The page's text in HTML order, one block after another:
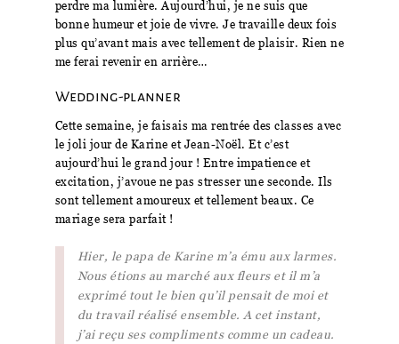
perdre ma lumière. Aujourd’hui, je ne suis que
bonne humeur et joie de vivre. Je travaille deux fois
plus qu’avant mais avec tellement de plaisir. Rien ne
me ferai revenir en arrière…
Wedding-planner
Cette semaine, je faisais ma rentrée des classes avec
le joli jour de Karine et Jean-Noël. Et c’est
aujourd’hui le grand jour ! Entre impatience et
excitation, j’avoue ne pas stresser une seconde. Ils
sont tellement amoureux et tellement beaux. Ce
mariage sera parfait !
Hier, le papa de Karine m’a ému aux larmes.
Nous étions au marché aux fleurs et il m’a
exprimé tout le bien qu’il pensait de moi et
du travail réalisé ensemble. A cet instant,
j’ai reçu ses compliments comme un cadeau.